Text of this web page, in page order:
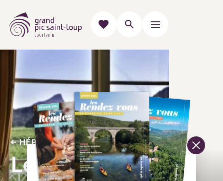
HÉBERGEMENTS POUR UNE NUIT
Le Grimpadou -